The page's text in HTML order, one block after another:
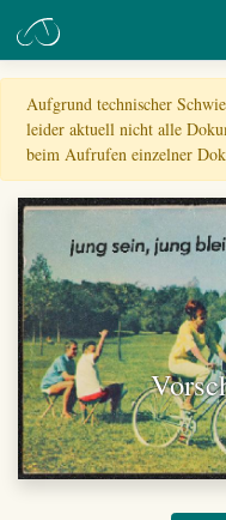
Aufgrund technischer
leider aktuell nicht alle
beim Aufrufen einzelner